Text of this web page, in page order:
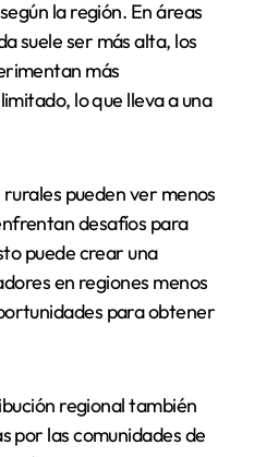
la región. En áreas
suele ser más alta, los
más
lo que lleva a una
pueden ver menos
desafíos para
puede crear una
en regiones menos
para obtener
regional también
por las comunidades de